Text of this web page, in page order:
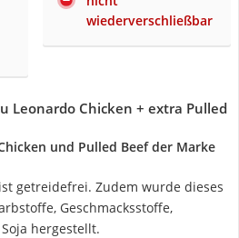
wiederverschließbar
Leonardo Chicken + extra Pulled
und Pulled Beef der Marke
getreidefrei. Zudem wurde dieses
Geschmacksstoffe,
hergestellt.